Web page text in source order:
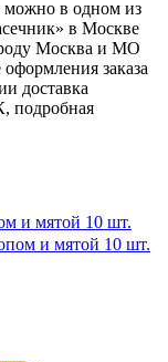
можно в одном из
в Москве
Москва и МО
заказа
доставка
подробная
и мятой 10 шт.